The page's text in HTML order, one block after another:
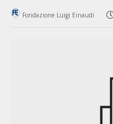
Fondazione Luigi Einaudi